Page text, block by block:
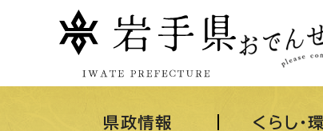
県政情報 くらし・